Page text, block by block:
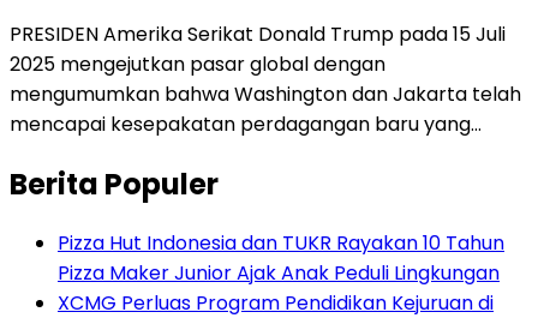
PRESIDEN Amerika Serikat Donald Trump pada 15 Juli
2025 mengejutkan pasar global dengan
mengumumkan bahwa Washington dan Jakarta telah
mencapai kesepakatan perdagangan baru yang…
Berita Populer
Pizza Hut Indonesia dan TUKR Rayakan 10 Tahun
Pizza Maker Junior Ajak Anak Peduli Lingkungan
XCMG Perluas Program Pendidikan Kejuruan di